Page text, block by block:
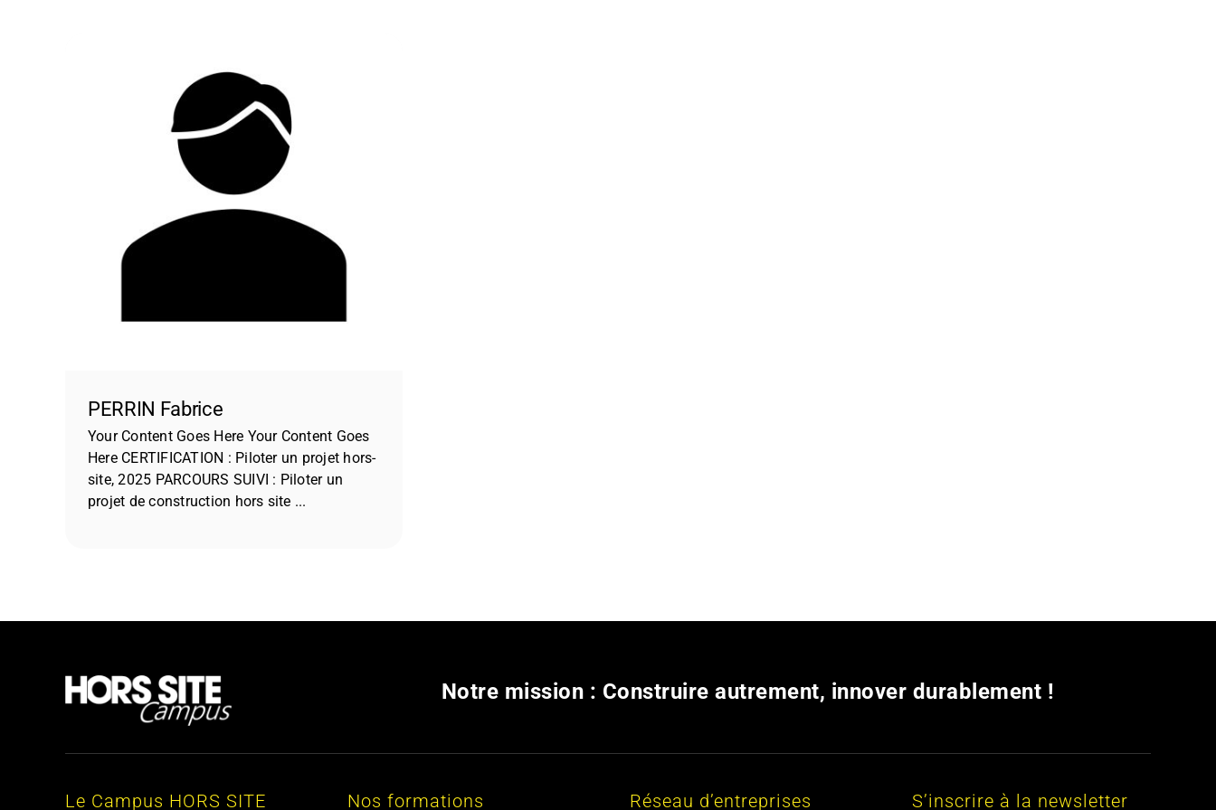
PERRIN Fabrice
Your Content Goes Here Your Content Goes
Here CERTIFICATION : Piloter un projet hors-
site, 2025 PARCOURS SUIVI : Piloter un
projet de construction hors site ...
Notre mission : Construire autrement, innover durablement !
Le Campus HORS SITE Nos formations Réseau d’entreprises S’inscrire à la newsletter